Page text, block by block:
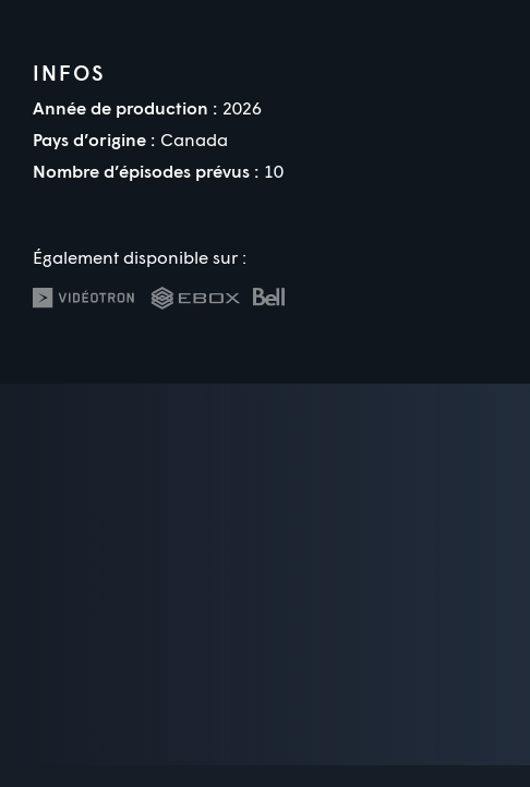
INFOS
Année de production : 2026
Pays d’origine : Canada
Nombre d’épisodes prévus : 10
Également disponible sur :